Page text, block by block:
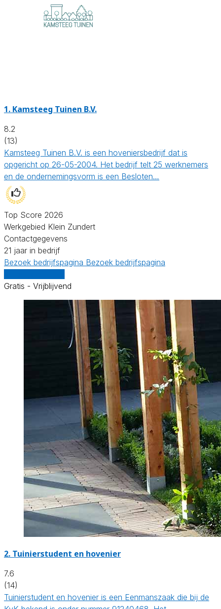
1. Kamsteeg Tuinen B.V.
8.2
(13)
Kamsteeg Tuinen B.V. is een hoveniersbedrijf dat is
opgericht op 26-05-2004. Het bedrijf telt 25 werknemers
en de ondernemingsvorm is een Besloten…
Top Score 2026
Werkgebied Klein Zundert
Contactgegevens
21 jaar in bedrijf
Bezoek bedrijfspagina Bezoek bedrijfspagina
Gratis - Vrijblijvend
2. Tuinierstudent en hovenier
7.6
(14)
Tuinierstudent en hovenier is een Eenmanszaak die bij de